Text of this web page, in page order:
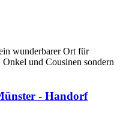
wunderbarer Ort für
und Cousinen sondern
- Handorf